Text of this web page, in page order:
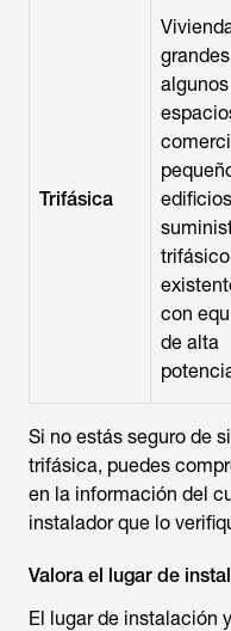
Trifásica
algunos
trifásico
con
de alta
Si no estás seguro de
trifásica, puedes
en la información del
instalador que lo
Valora el lugar de
El lugar de instalación